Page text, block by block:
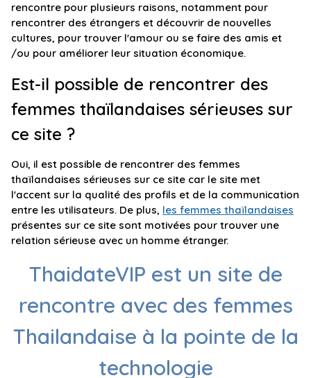
rencontre pour plusieurs raisons, notamment pour
rencontrer des étrangers et découvrir de nouvelles
cultures, pour trouver l'amour ou se faire des amis et
/ou pour améliorer leur situation économique.
Est-il possible de rencontrer des
femmes thaïlandaises sérieuses sur
ce site ?
Oui, il est possible de rencontrer des femmes
thaïlandaises sérieuses sur ce site car le site met
l'accent sur la qualité des profils et de la communication
entre les utilisateurs. De plus, les femmes thaïlandaises
présentes sur ce site sont motivées pour trouver une
relation sérieuse avec un homme étranger.
ThaidateVIP est un site de
rencontre avec des femmes
Thailandaise à la pointe de la
technologie